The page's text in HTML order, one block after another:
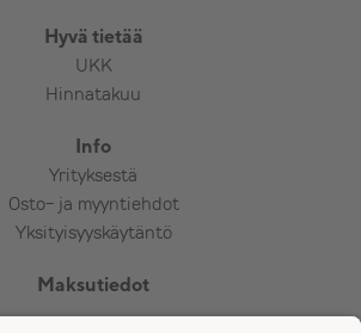
Hyvä tietää
UKK
Hinnatakuu
Info
Yrityksestä
Osto- ja myyntiehdot
Yksityisyyskäytäntö
Maksutiedot